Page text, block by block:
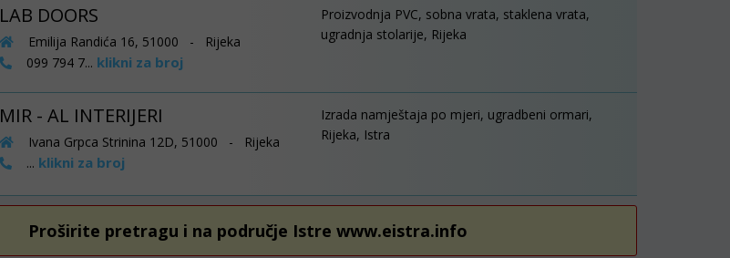
LAB DOORS
Emilija Randića 16, 51000 - Rijeka
099 794 7... klikni za broj
Proizvodnja PVC, sobna vrata, staklena vrata,
ugradnja stolarije, Rijeka
MIR - AL INTERIJERI
Ivana Grpca Strinina 12D, 51000 - Rijeka
... klikni za broj
Izrada namještaja po mjeri, ugradbeni ormari,
Rijeka, Istra
Proširite pretragu i na područje Istre www.eistra.info